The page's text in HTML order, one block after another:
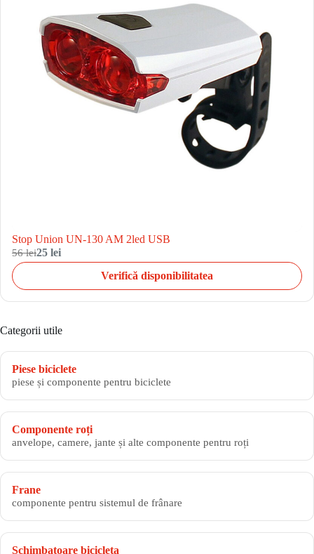
Stop Union UN-130 AM 2led USB
56 lei25 lei
Verifică disponibilitatea
Categorii utile
Piese biciclete
piese și componente pentru biciclete
Componente roți
anvelope, camere, jante și alte componente pentru roți
Frane
componente pentru sistemul de frânare
Schimbatoare bicicleta